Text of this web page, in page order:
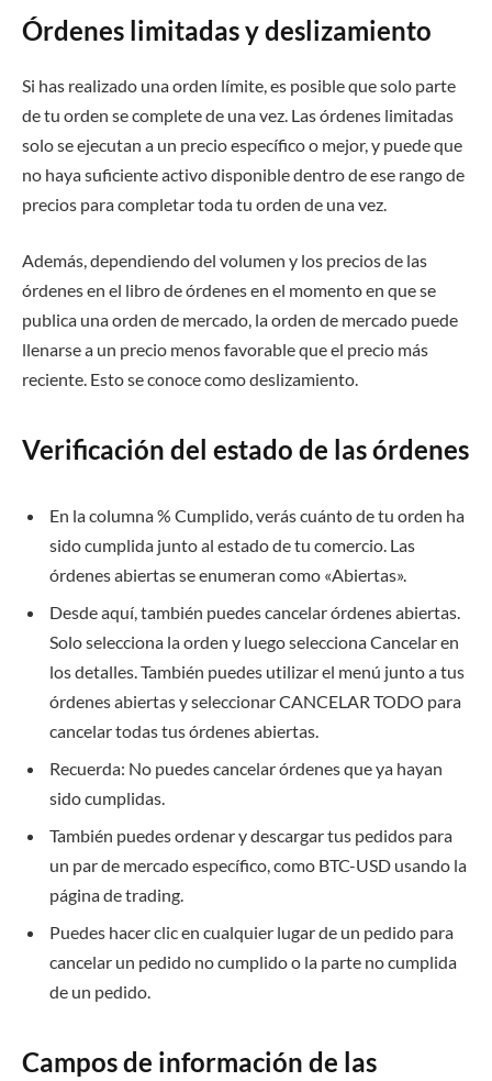
Órdenes limitadas y deslizamiento
Si has realizado una orden límite, es posible que solo parte
de tu orden se complete de una vez. Las órdenes limitadas
solo se ejecutan a un precio específico o mejor, y puede que
no haya suficiente activo disponible dentro de ese rango de
precios para completar toda tu orden de una vez.
Además, dependiendo del volumen y los precios de las
órdenes en el libro de órdenes en el momento en que se
publica una orden de mercado, la orden de mercado puede
llenarse a un precio menos favorable que el precio más
reciente. Esto se conoce como deslizamiento.
Verificación del estado de las órdenes
En la columna % Cumplido, verás cuánto de tu orden ha
sido cumplida junto al estado de tu comercio. Las
órdenes abiertas se enumeran como «Abiertas».
Desde aquí, también puedes cancelar órdenes abiertas.
Solo selecciona la orden y luego selecciona Cancelar en
los detalles. También puedes utilizar el menú junto a tus
órdenes abiertas y seleccionar CANCELAR TODO para
cancelar todas tus órdenes abiertas.
Recuerda: No puedes cancelar órdenes que ya hayan
sido cumplidas.
También puedes ordenar y descargar tus pedidos para
un par de mercado específico, como BTC-USD usando la
página de trading.
Puedes hacer clic en cualquier lugar de un pedido para
cancelar un pedido no cumplido o la parte no cumplida
de un pedido.
Campos de información de las